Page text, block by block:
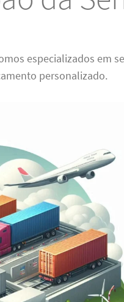
especializados em
personalizado.